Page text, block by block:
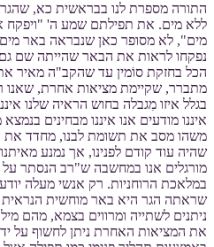
התורה מספרת לנו בבראשית כא,
ללא מים. את תפילתם שמע ה' "ויפקח
מים", לא מסופר כאן שנבראה באר
נפקחו לראות את הבאר שהייתה שם
הכל בחזקת סוֹמין עד שהקב"ה מאיר
מתברר, שקיימת מציאות אחרת, שאנו
בגלל איזו מִגבלה בחוש הראיה שלנו
איננו מודעים אנו איננו מבחינים
משהו מסב את תשומת לבנו, מחדד את
שהיה עוד קודם לפנינו, אך נמנע
מורגלים אנו במחשבה ש"רב הנסתר על
במלאכת הרוחניות. רק אנשי מעלה
שראתה הגר היא באר מוחשית הנראית
ניתנים לשתייה ומרווים בצמא, מהם
את המציאות האחרת ניתן לחשוף על